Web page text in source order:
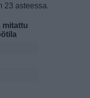
23 asteessa.
mitattu